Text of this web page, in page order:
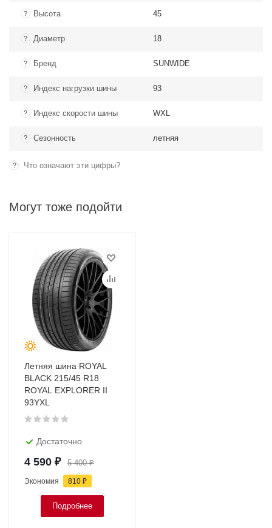
? Высота 45
? Диаметр 18
? Бренд SUNWIDE
? Индекс нагрузки шины 93
? Индекс скорости шины WXL
? Сезонность летняя
? Что означают эти цифры?
Могут тоже подойти
Летняя шина ROYAL
BLACK 215/45 R18
ROYAL EXPLORER II
93YXL
Достаточно
4 590 ₽ 5 400₽
Экономия 810 ₽
Подробнее